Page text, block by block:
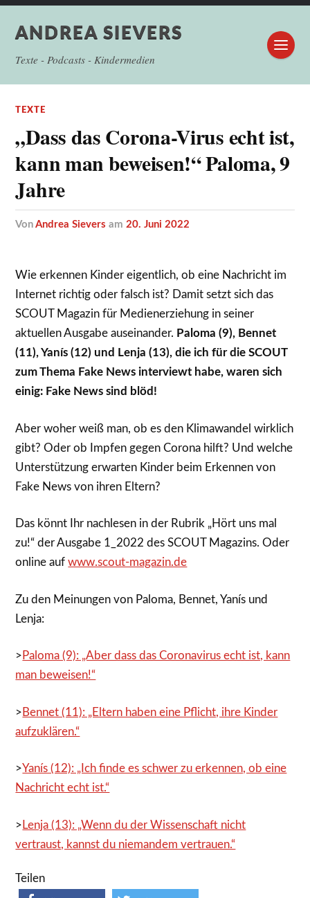
ANDREA SIEVERS
Texte - Podcasts - Kindermedien
TEXTE
„Dass das Corona-Virus echt ist,
kann man beweisen!“ Paloma, 9
Jahre
vonAndrea Sievers am20. Juni 2022
Wie erkennen Kinder eigentlich, ob eine Nachricht im
Internet richtig oder falsch ist? Damit setzt sich das
SCOUT Magazin für Medienerziehung in seiner
aktuellen Ausgabe auseinander. Paloma (9), Bennet
(11), Yanís (12) und Lenja (13), die ich für die SCOUT
zum Thema Fake News interviewt habe, waren sich
einig: Fake News sind blöd!
Aber woher weiß man, ob es den Klimawandel wirklich
gibt? Oder ob Impfen gegen Corona hilft? Und welche
Unterstützung erwarten Kinder beim Erkennen von
Fake News von ihren Eltern?
Das könnt Ihr nachlesen in der Rubrik „Hört uns mal
zu!“ der Ausgabe 1_2022 des SCOUT Magazins. Oder
online aufwww.scout-magazin.de
Zu den Meinungen von Paloma, Bennet, Yanís und
Lenja:
> Paloma (9): „Aber dass das Coronavirus echt ist, kann
man beweisen!“
> Bennet (11): „Eltern haben eine Pflicht, ihre Kinder
aufzuklären.“
>Yanís (12): „Ich finde es schwer zu erkennen, ob eine
Nachricht echt ist.“
> Lenja (13): „Wenn du der Wissenschaft nicht
vertraust, kannst du niemandem vertrauen.“
Teilen